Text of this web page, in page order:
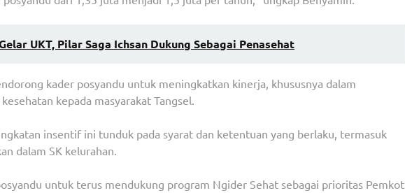
UKT, Pilar Saga Ichsan Dukung Sebagai Penasehat
kader posyandu untuk meningkatkan kinerja, khususnya dalam
kepada masyarakat Tangsel.
insentif ini tunduk pada syarat dan ketentuan yang berlaku, termasuk
dalam SK kelurahan.
untuk terus mendukung program Ngider Sehat sebagai prioritas Pemkot